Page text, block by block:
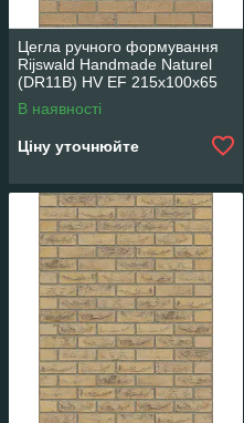
Цегла ручного формування
Rijswald Handmade Naturel
(DR11B) HV EF 215x100x65
В наявності
Ціну уточнюйте